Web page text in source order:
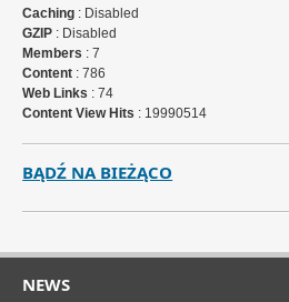
Caching : Disabled
GZIP : Disabled
Members : 7
Content : 786
Web Links : 74
Content View Hits : 19990514
BĄDŹ NA BIEŻĄCO
NEWS